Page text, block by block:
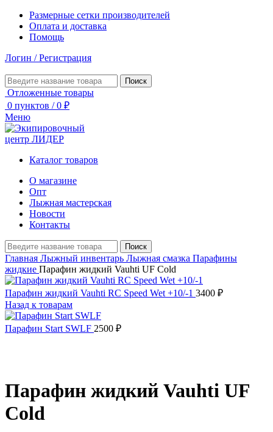
Размерные сетки производителей
Оплата и доставка
Помощь
Логин / Регистрация
Поиск
Отложенные товары
0 пунктов / 0 ₽
Меню
Каталог товаров
О магазине
Опт
Лыжная мастерская
Новости
Контакты
Поиск
Главная Лыжный инвентарь Лыжная смазка Парафины
жидкие Парафин жидкий Vauhti UF Cold
Парафин жидкий Vauhti RC Speed Wet +10/-1 3400 ₽
Назад к товарам
Парафин Start SWLF 2500 ₽
Парафин жидкий Vauhti UF
Cold